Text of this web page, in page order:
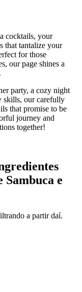
cocktails, your
that tantalize your
for those
our page shines a
party, a cozy night
skills, our carefully
that promise to be
journey and
together!
Sambuca e
a partir daí.